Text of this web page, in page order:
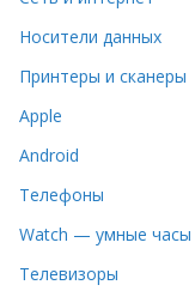
Носители данных
Принтеры и сканеры
Apple
Android
Телефоны
Watch — умные часы
Телевизоры